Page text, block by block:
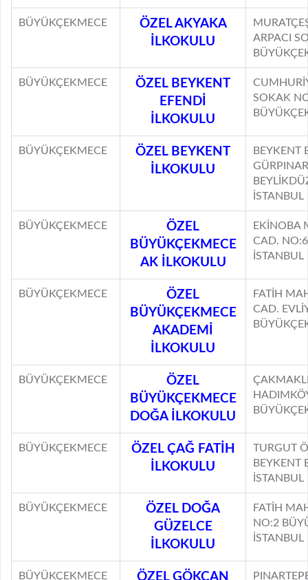
BÜYÜKÇEKMECE
ÖZEL AKYAKA
İLKOKULU
ARPACI
BÜYÜKÇEKMECE
ÖZEL BEYKENT
EFENDİ
İLKOKULU
SOKAK
BÜYÜKÇEKMECE
ÖZEL BEYKENT
İLKOKULU
BEYKENT
İSTANBUL
BÜYÜKÇEKMECE
ÖZEL
BÜYÜKÇEKMECE
AK İLKOKULU
EKİNOBA
CAD.
İSTANBUL
BÜYÜKÇEKMECE
ÖZEL
BÜYÜKÇEKMECE
AKADEMİ
İLKOKULU
FATİH
CAD.
BÜYÜKÇEKMECE
ÖZEL
BÜYÜKÇEKMECE
DOĞA İLKOKULU
BÜYÜKÇEKMECE
ÖZEL ÇAĞ FATİH
İLKOKULU
TURGUT
BEYKENT
İSTANBUL
BÜYÜKÇEKMECE
ÖZEL DOĞA
GÜZELCE
İLKOKULU
FATİH
NO:2
İSTANBUL
BÜYÜKÇEKMECE ÖZEL GÖKCAN